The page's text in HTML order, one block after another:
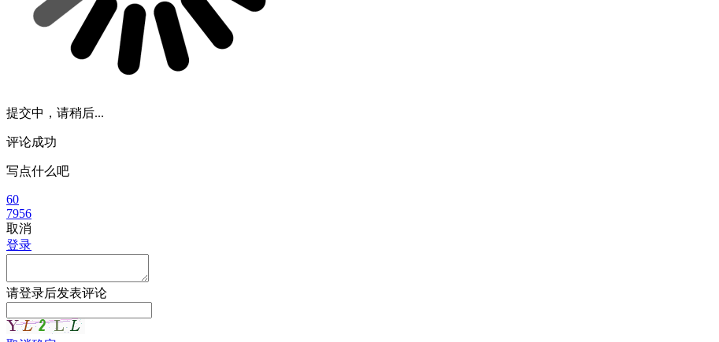
提交中，请稍后...
评论成功
写点什么吧
60
7956
取消
登录
请登录后发表评论